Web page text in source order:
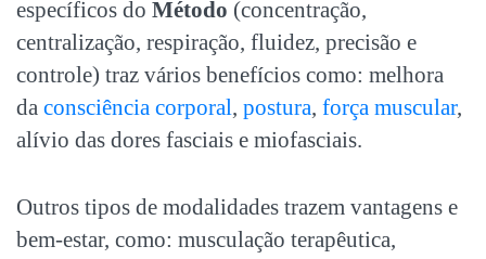
específicos do Método (concentração,
centralização, respiração, fluidez, precisão e
controle) traz vários benefícios como: melhora
da consciência corporal, postura, força muscular,
alívio das dores fasciais e miofasciais.
Outros tipos de modalidades trazem vantagens e
bem-estar, como: musculação terapêutica,